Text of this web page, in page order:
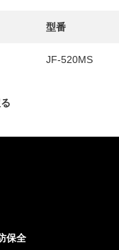
型番
JF-520MS
保全